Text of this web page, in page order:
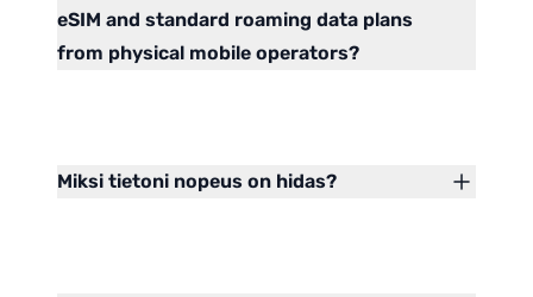
eSIM and standard roaming data plans
from physical mobile operators?
Miksi tietoni nopeus on hidas?